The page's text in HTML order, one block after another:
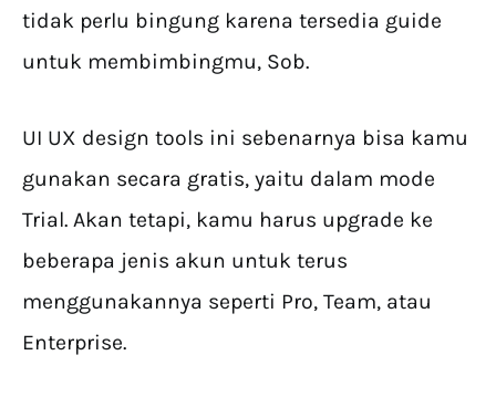
tidak perlu bingung karena tersedia guide
untuk membimbingmu, Sob.
UI UX design tools ini sebenarnya bisa kamu
gunakan secara gratis, yaitu dalam mode
Trial. Akan tetapi, kamu harus upgrade ke
beberapa jenis akun untuk terus
menggunakannya seperti Pro, Team, atau
Enterprise.